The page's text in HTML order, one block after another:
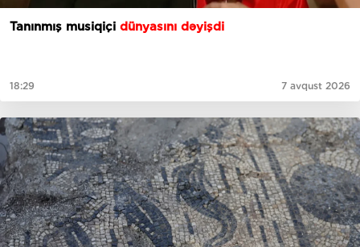
Tanınmış musiqiçi dünyasını dəyişdi
18:29 7 avqust 2026